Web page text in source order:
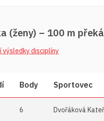
(ženy) – 100 m
výsledky disciplíny
Body Sportovec
6 Dvořáková